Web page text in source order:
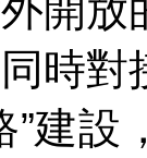
開
時
”建